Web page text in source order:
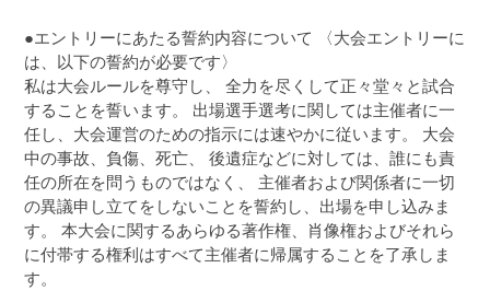
●エントリーにあたる誓約内容について 〈大会エントリーに
は、以下の誓約が必要です〉
私は大会ルールを尊守し、 全力を尽くして正々堂々と試合
することを誓います。 出場選手選考に関しては主催者に一
任し、大会運営のための指示には速やかに従います。 大会
中の事故、負傷、死亡、 後遺症などに対しては、誰にも責
任の所在を問うものではなく、 主催者および関係者に一切
の異議申し立てをしないことを誓約し、出場を申し込みま
す。 本大会に関するあらゆる著作権、肖像権およびそれら
に付帯する権利はすべて主催者に帰属することを了承しま
す。